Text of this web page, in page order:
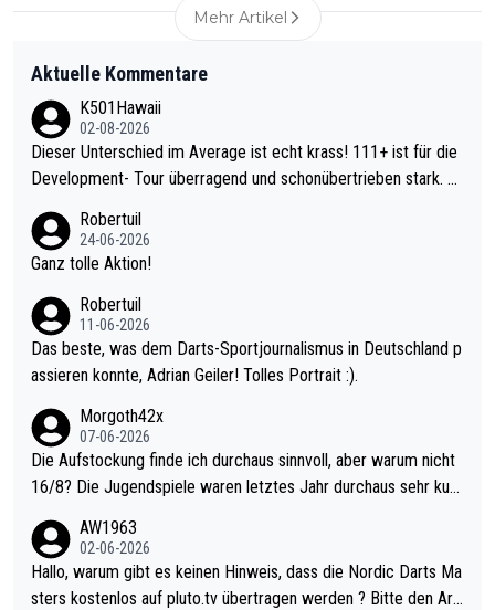
Mehr Artikel
Aktuelle Kommentare
K501Hawaii
02-08-2026
Dieser Unterschied im Average ist echt krass! 111+ ist für die
Development- Tour überragend und schonübertrieben stark. U
mal 40+ erst recht. Da gewinnst keinen Blumentopf - ist ja noc
h krasser wie ein Pokalspiel eines Kreisligisten vs einem Bund
Robertuil
24-06-2026
Ganz tolle Aktion!
Robertuil
11-06-2026
Das beste, was dem Darts-Sportjournalismus in Deutschland p
assieren konnte, Adrian Geiler! Tolles Portrait :).
Morgoth42x
07-06-2026
Die Aufstockung finde ich durchaus sinnvoll, aber warum nicht
16/8? Die Jugendspiele waren letztes Jahr durchaus sehr kurz
Allerdings ist Mitchell Lawrie als Nummer 1 der Welt eh qualifi
ziert. Somit ändert die automatische Qualifikation des Weltmei
sters erstmal nichts. Ich denke sie wollen damit für nächstes J
AW1963
02-06-2026
Hallo, warum gibt es keinen Hinweis, dass die Nordic Darts Ma
sters kostenlos auf pluto.tv übertragen werden ? Bitte den Arti